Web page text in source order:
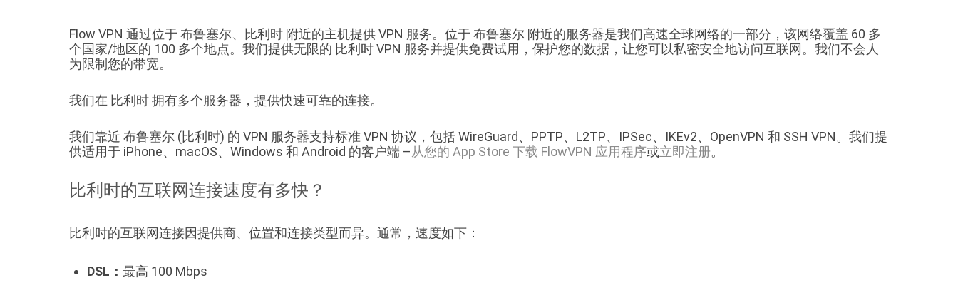
Flow VPN 通过位于 布鲁塞尔、比利时 附近的主机提供 VPN 服务。位于 布鲁塞尔 附近的服务器是我们高速全球网络的一部分，该网络覆盖 60 多
个国家/地区的 100 多个地点。我们提供无限的 比利时 VPN 服务并提供免费试用，保护您的数据，让您可以私密安全地访问互联网。我们不会人
为限制您的带宽。
我们在 比利时 拥有多个服务器，提供快速可靠的连接。
我们靠近 布鲁塞尔 (比利时) 的 VPN 服务器支持标准 VPN 协议，包括 WireGuard、PPTP、L2TP、IPSec、IKEv2、OpenVPN 和 SSH VPN。我们提
供适用于 iPhone、macOS、Windows 和 Android 的客户端 –从您的 App Store 下载 FlowVPN 应用程序或立即注册。
比利时的互联网连接速度有多快？
比利时的互联网连接因提供商、位置和连接类型而异。通常，速度如下：
DSL： 最高 100 Mbps